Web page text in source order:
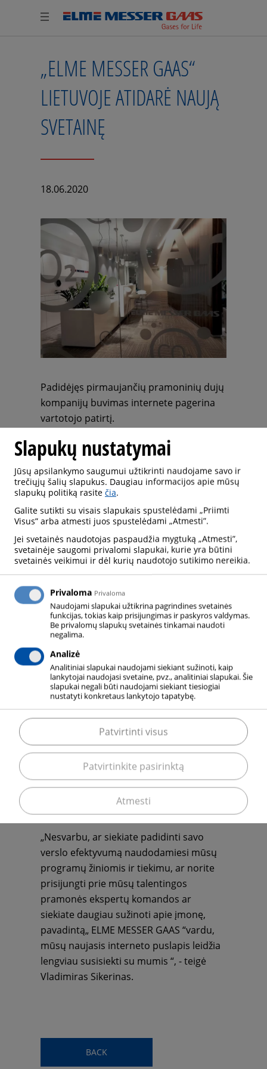
„ELME MESSER GAAS“
LIETUVOJE ATIDARĖ NAUJĄ
SVETAINĘ
18.06.2020
Padidėjęs pirmaujančių pramoninių dujų
kompanijų buvimas internete pagerina
vartotojo patirtį.
01 June 2020 – „ELME MESSER GAAS“
šiandien paskelbė, kad atidaro naują
Lietuvos svetainę, kurioje lankytojams,
įskaitant klientus, bendruomenės
suinteresuotuosius subjektus ir verslo
partnerius, teikiama patobulinta
vartotojo patirtis.
Patobulintas internetinis buvimas
atspindi mūsų naujausią dėmesį
inovatyvių, lanksčių sprendimų
tenkinimui, siekiant patenkinti klientų
poreikius.
Naudodamiesi naujuoju „ELME MESSSER
GAAS“ internetiniu puslapiu, klientai
Lietuvoje dabar gali lengviau gauti
informacijos apie šalia jų esančius „ELME
MESSER GAAS“ produktus, paslaugas ir
sprendimus. Klientų aptarnavimas dabar
pasiekiamas tik per vieną paspaudimą,
nes patogesnė vartotojo sąsaja suteikia
klientams galimybę lengviau susisiekti su
„Nesvarbu, ar siekiate padidinti savo
verslo efektyvumą naudodamiesi mūsų
programų žiniomis ir tiekimu, ar norite
prisijungti prie mūsų talentingos
pramonės ekspertų komandos ar
siekiate daugiau sužinoti apie įmonę,
pavadintą„ ELME MESSER GAAS “vardu,
mūsų naujasis interneto puslapis leidžia
lengviau susisiekti su mumis “, - teigė
Vladimiras Sikerinas.
BACK
Slapukų nustatymai
Jūsų apsilankymo saugumui užtikrinti naudojame savo ir
trečiųjų šalių slapukus. Daugiau informacijos apie mūsų
slapukų politiką rasite čia.
Galite sutikti su visais slapukais spustelėdami „Priimti
Visus” arba atmesti juos spustelėdami „Atmesti”.
Jei svetainės naudotojas paspaudžia mygtuką „Atmesti”,
svetainėje saugomi privalomi slapukai, kurie yra būtini
svetainės veikimui ir dėl kurių naudotojo sutikimo nereikia.
Privaloma Privaloma
Naudojami slapukai užtikrina pagrindines svetainės
funkcijas, tokias kaip prisijungimas ir paskyros valdymas.
Be privalomų slapukų svetainės tinkamai naudoti
negalima.
Analizė
Analitiniai slapukai naudojami siekiant sužinoti, kaip
lankytojai naudojasi svetaine, pvz., analitiniai slapukai. Šie
slapukai negali būti naudojami siekiant tiesiogiai
nustatyti konkretaus lankytojo tapatybę.
Atmesti
Patvirtinkite pasirinktą
Patvirtinti visus